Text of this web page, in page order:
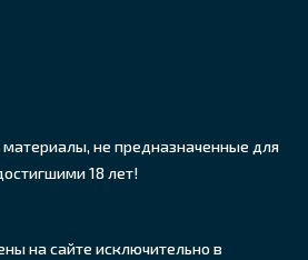
не предназначенные для
18 лет!
на сайте исключительно в